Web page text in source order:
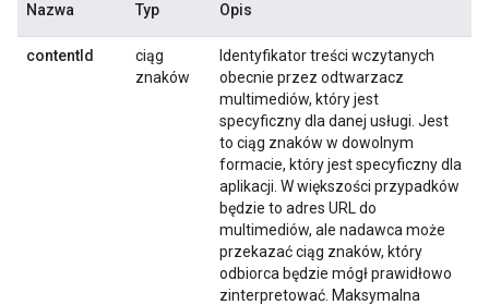
Nazwa Typ Opis
contentId
ciąg
znaków
Identyfikator treści wczytanych
obecnie przez odtwarzacz
multimediów, który jest
specyficzny dla danej usługi. Jest
to ciąg znaków w dowolnym
formacie, który jest specyficzny dla
aplikacji. W większości przypadków
będzie to adres URL do
multimediów, ale nadawca może
przekazać ciąg znaków, który
odbiorca będzie mógł prawidłowo
zinterpretować. Maksymalna